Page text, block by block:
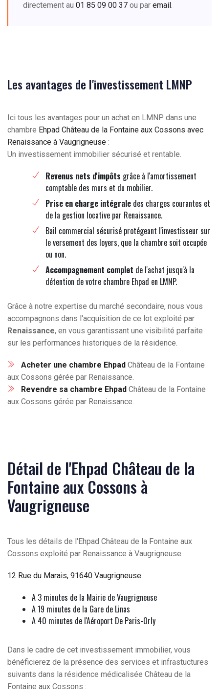
directement au 01 85 09 00 37 ou par email .
Les avantages de l'investissement LMNP
Ici tous les avantages pour un achat en LMNP dans une
chambre Ehpad Château de la Fontaine aux Cossons avec
Renaissance à Vaugrigneuse :
Un investissement immobilier sécurisé et rentable.
Revenus nets d'impôts grâce à l'amortissement
comptable des murs et du mobilier.
Prise en charge intégrale des charges courantes et
de la gestion locative par Renaissance.
Bail commercial sécurisé protégeant l'investisseur sur
le versement des loyers, que la chambre soit occupée
ou non.
Accompagnement complet de l'achat jusqu'à la
détention de votre chambre Ehpad en LMNP.
Grâce à notre expertise du marché secondaire, nous vous
accompagnons dans l'acquisition de ce lot exploité par
Renaissance, en vous garantissant une visibilité parfaite
sur les performances historiques de la résidence.
Acheter une chambre Ehpad Château de la Fontaine
aux Cossons gérée par Renaissance.
Revendre sa chambre Ehpad Château de la Fontaine
aux Cossons gérée par Renaissance.
Détail de l'Ehpad Château de la
Fontaine aux Cossons à
Vaugrigneuse
Tous les détails de l'Ehpad Château de la Fontaine aux
Cossons exploité par Renaissance à Vaugrigneuse.
12 Rue du Marais, 91640 Vaugrigneuse
A 3 minutes de la Mairie de Vaugrigneuse
A 19 minutes de la Gare de Linas
A 40 minutes de l'Aéroport De Paris-Orly
Dans le cadre de cet investissement immobilier, vous
bénéficierez de la présence des services et infrastuctures
suivants dans la résidence médicalisée Château de la
Fontaine aux Cossons :